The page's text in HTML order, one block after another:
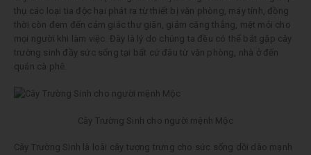
thụ các loại tia độc hại phát ra từ thiết bị văn phòng, máy tính, đồng
thời còn đem đến cảm giác thư giãn, giảm căng thẳng, mệt mỏi cho
mọi người khi làm việc. Đây là lý do chúng ta đều có thể bắt gặp cây
trường sinh đầy sức sống tại bất cứ đâu từ văn phòng, nhà ở đến
quán cà phê.
Cây Trường Sinh cho người mệnh Mộc
Cây Trường Sinh là loài cây tượng trưng cho sức sống dồi dào mạnh